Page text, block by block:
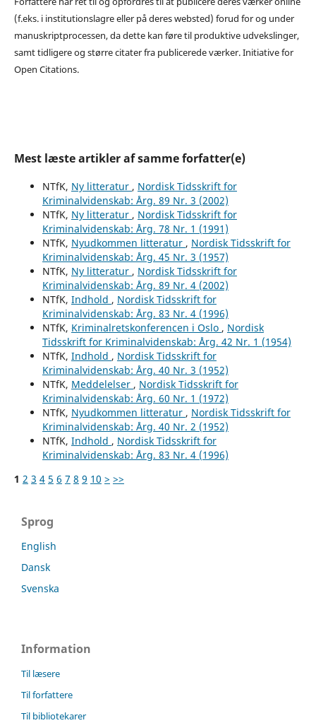
(f.eks. i institutionslagre eller på deres websted) forud for og under
manuskriptprocessen, da dette kan føre til produktive udvekslinger,
samt tidligere og større citater fra publicerede værker. Initiative for
Open Citations.
Mest læste artikler af samme forfatter(e)
NTfK, Ny litteratur , Nordisk Tidsskrift for
Kriminalvidenskab: Årg. 89 Nr. 3 (2002)
NTfK, Ny litteratur , Nordisk Tidsskrift for
Kriminalvidenskab: Årg. 78 Nr. 1 (1991)
NTfK, Nyudkommen litteratur , Nordisk Tidsskrift for
Kriminalvidenskab: Årg. 45 Nr. 3 (1957)
NTfK, Ny litteratur , Nordisk Tidsskrift for
Kriminalvidenskab: Årg. 89 Nr. 4 (2002)
NTfK, Indhold , Nordisk Tidsskrift for
Kriminalvidenskab: Årg. 83 Nr. 4 (1996)
NTfK, Kriminalretskonferencen i Oslo , Nordisk
Tidsskrift for Kriminalvidenskab: Årg. 42 Nr. 1 (1954)
NTfK, Indhold , Nordisk Tidsskrift for
Kriminalvidenskab: Årg. 40 Nr. 3 (1952)
NTfK, Meddelelser , Nordisk Tidsskrift for
Kriminalvidenskab: Årg. 60 Nr. 1 (1972)
NTfK, Nyudkommen litteratur , Nordisk Tidsskrift for
Kriminalvidenskab: Årg. 40 Nr. 2 (1952)
NTfK, Indhold , Nordisk Tidsskrift for
Kriminalvidenskab: Årg. 83 Nr. 4 (1996)
1 2 3 4 5 6 7 8 9 10 > >>
Sprog
English
Dansk
Svenska
Information
Til læsere
Til forfattere
Til bibliotekarer